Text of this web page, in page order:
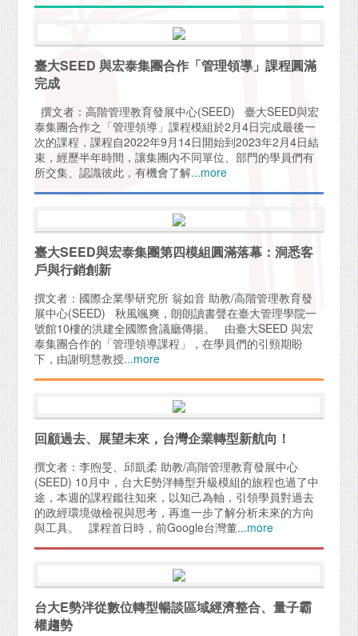
臺大SEED 與宏泰集團合作「管理領導」課程圓滿
完成
撰文者：高階管理教育發展中心(SEED) 臺大SEED與宏
泰集團合作之「管理領導」課程模組於2月4日完成最後一
次的課程，課程自2022年9月14日開始到2023年2月4日結
束，經歷半年時間，讓集團內不同單位、部門的學員們有
所交集、認識彼此，有機會了解...more
臺大SEED與宏泰集團第四模組圓滿落幕：洞悉客
戶與行銷創新
撰文者：國際企業學研究所 翁如音 助教/高階管理教育發
展中心(SEED) 秋風颯爽，朗朗讀書聲在臺大管理學院一
號館10樓的洪建全國際會議廳傳揚。 由臺大SEED 與宏
泰集團合作的「管理領導課程」，在學員們的引頸期盼
下，由謝明慧教授...more
回顧過去、展望未來，台灣企業轉型新航向！
撰文者：李煦旻、邱凱柔 助教/高階管理教育發展中心
(SEED) 10月中，台大E勢泮轉型升級模組的旅程也過了中
途，本週的課程鑑往知來，以知己為軸，引領學員對過去
的政經環境做檢視與思考，再進一步了解分析未來的方向
與工具。 課程首日時，前Google台灣董...more
台大E勢泮從數位轉型暢談區域經濟整合、量子霸
權趨勢